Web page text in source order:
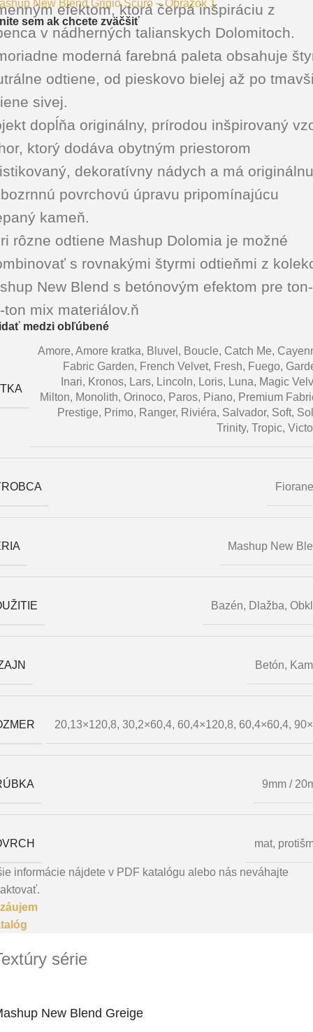
sem ak chcete zväčšiť
efektom, ktorá čerpá inšpiráciu z
v nádherných talianskych Dolomitoch.
moderná farebná paleta obsahuje
odtiene, od pieskovo bielej až po
sivej.
dopĺňa originálny, prírodou inšpirovaný
ktorý dodáva obytným priestorom
dekoratívny nádych a má originálnu
povrchovú úpravu pripomínajúcu
kameň.
rôzne odtiene Mashup Dolomia je možné
s rovnakými štyrmi odtieňmi z
New Blend s betónovým efektom pre ton-
ton mix materiálov.ň
medzi obľúbené
Amore, Amore kratka, Bluvel , Boucle, Catch Me,
Fabric Garden, French Velvet, Fresh, Fuego,
Inari, Kronos, Lars, Lincoln, Loris, Luna, Magic
Milton, Monolith, Orinoco, Paros, Piano, Premium
Prestige, Primo, Ranger, Riviéra, Salvador, Soft,
Trinity, Tropic,
Mashup New
Bazén, Dlažba,
Betón,
20,13×120,8, 30,2×60,4, 60,4×120,8, 60,4×60,4,
9mm /
mat,
informácie nájdete v PDF katalógu alebo nás neváhajte
série
New Blend Greige